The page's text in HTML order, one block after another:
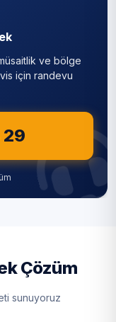
ve bölge
için randevu
Çözüm
sunuyoruz